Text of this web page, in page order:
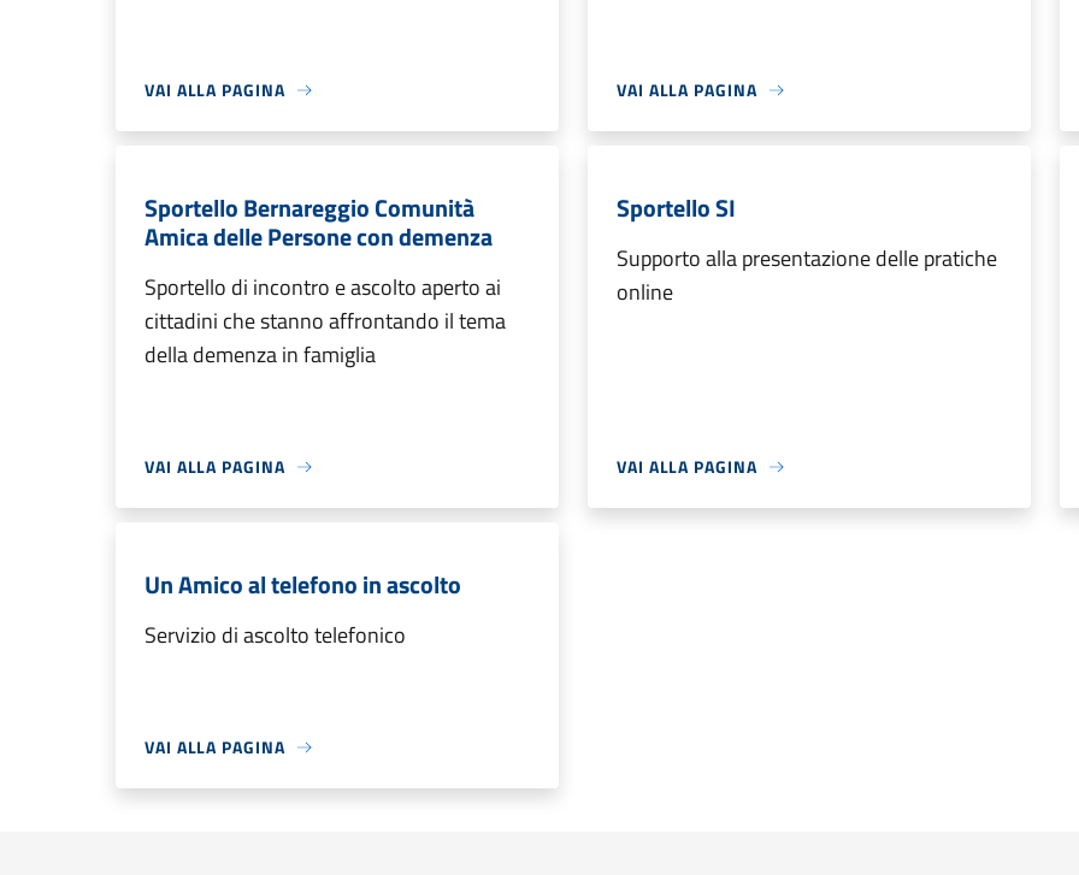
VAI ALLA PAGINA VAI ALLA PAGINA
Sportello Bernareggio Comunità
Amica delle Persone con demenza
Sportello di incontro e ascolto aperto ai
cittadini che stanno affrontando il tema
della demenza in famiglia
VAI ALLA PAGINA
Sportello SI
Supporto alla presentazione delle pratiche
online
VAI ALLA PAGINA
Un Amico al telefono in ascolto
Servizio di ascolto telefonico
VAI ALLA PAGINA